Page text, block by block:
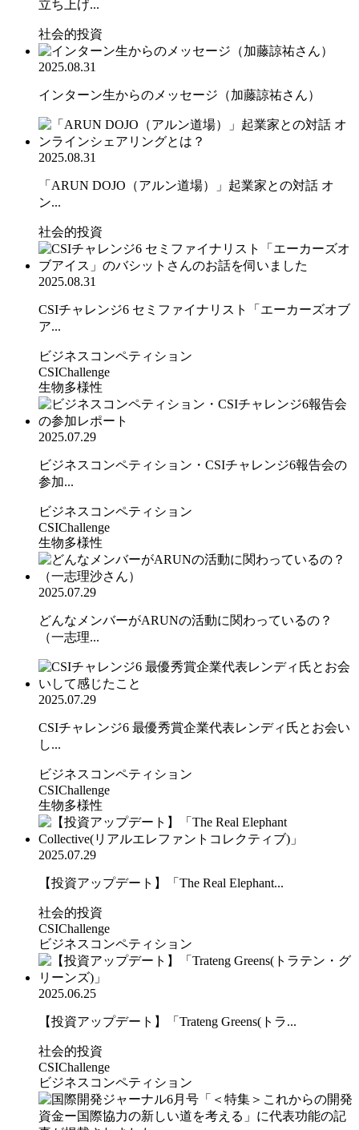
立ち上げ...
社会的投資
2025.08.31
インターン生からのメッセージ（加藤諒祐さん）
2025.08.31
「ARUN DOJO（アルン道場）」起業家との対話 オ
ン...
社会的投資
2025.08.31
CSIチャレンジ6 セミファイナリスト「エーカーズオブ
ア...
ビジネスコンペティション
CSIChallenge
生物多様性
2025.07.29
ビジネスコンペティション・CSIチャレンジ6報告会の
参加...
ビジネスコンペティション
CSIChallenge
生物多様性
2025.07.29
どんなメンバーがARUNの活動に関わっているの？
（一志理...
2025.07.29
CSIチャレンジ6 最優秀賞企業代表レンディ氏とお会い
し...
ビジネスコンペティション
CSIChallenge
生物多様性
2025.07.29
【投資アップデート】「The Real Elephant...
社会的投資
CSIChallenge
ビジネスコンペティション
2025.06.25
【投資アップデート】「Trateng Greens(トラ...
社会的投資
CSIChallenge
ビジネスコンペティション